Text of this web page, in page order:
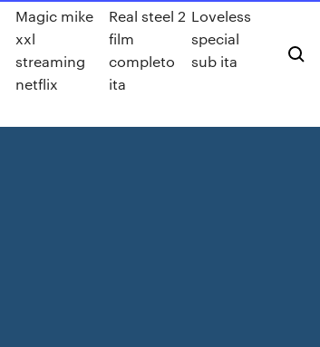
Magic mike
xxl
streaming
netflix
Real steel 2
film
completo
ita
Loveless
special
sub ita